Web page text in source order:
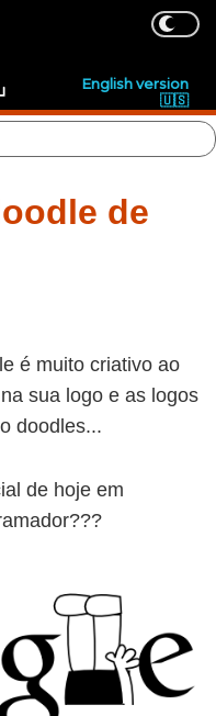
English version
🇺🇸
de
é muito criativo ao
sua logo e as logos
doodles...
de hoje em